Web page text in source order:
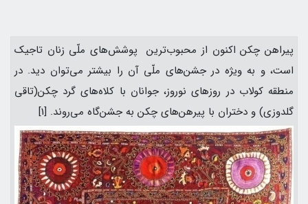
پیراهن چکن اکنون از محبوب‌ترین پوشش‌های ملّی زنان تاجیک
است، و به ویژه در جشن‌های ملّی آن را بیشتر می‌توان دید. در
منطقه کولاب در روزهای نوروز، جوانان با کلاه‌های گرد چکن(تاقی
گلدوزی) و دختران با پیرهن‌های چکن به جشن‌گاه می‌روند. [1]